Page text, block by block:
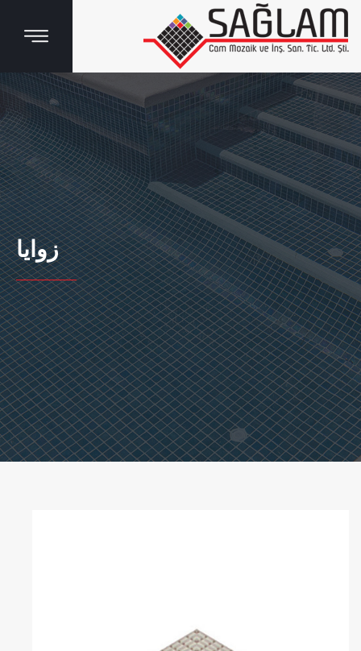
زوايا